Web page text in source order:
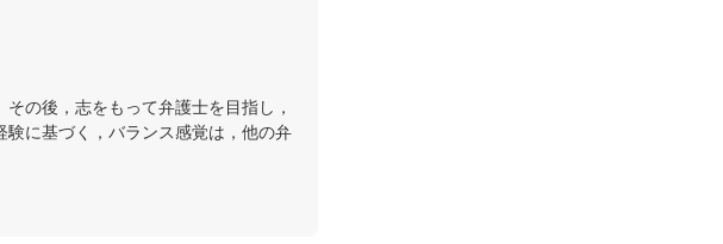
の後，志をもって弁護士を目指し，
に基づく，バランス感覚は，他の弁